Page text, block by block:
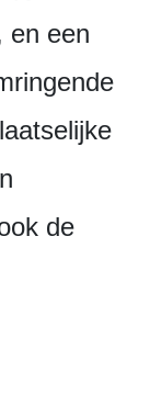
en een
de